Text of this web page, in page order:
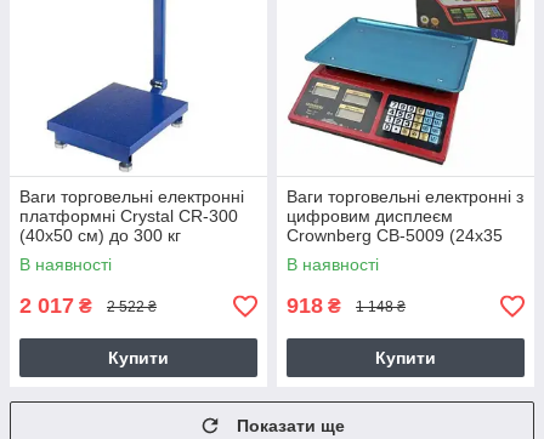
Ваги торговельні електронні
платформні Crystal CR-300
(40x50 см) до 300 кг
В наявності
2 017 ₴ 2 522 ₴
Купити
Ваги торговельні електронні з
цифровим дисплеєм
Crownberg CB-5009 (24х35
см) до 50 кг
В наявності
918 ₴ 1 148 ₴
Купити
Показати ще